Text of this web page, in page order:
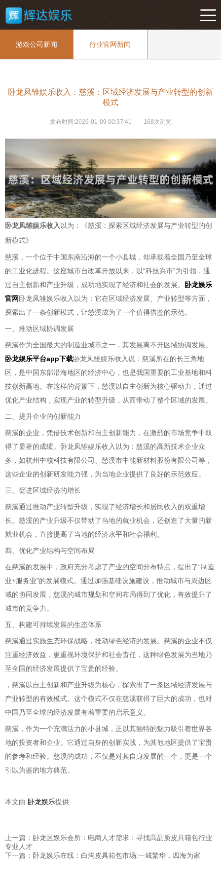
游戏公司新闻 行业官网新闻
卧龙凤雏娱乐收入：慈溪：区域经济发展与产业转型的创新
模式
发布时间:2026-01-09 00:37:41 168次浏览
卧龙凤雏娱乐收入以为：《慈溪：探索区域经济发展与产业转型的创
新模式》
慈溪，一个位于中国东南沿海的一个小县城，却承载着全国乃至全球
的工业化进程。这座城市自改革开放以来，以“科技兴市”为引领，通
过自主创新和产业升级，成功地实现了经济和社会的发展。 卧龙娱乐
官网卧龙凤雏娱乐收入以为：它在区域经济发展、产业转型等方面，
探索出了一条创新模式，让慈溪成为了一个值得借鉴的示范。
一、推动区域协调发展
慈溪作为全国最大的制造业城市之一，其发展离不开区域协调发展。
卧龙娱乐平台app下载卧龙凤雏娱乐收入说：慈溪所在的长三角地
区，是中国东部沿海地区的经济中心，也是我国重要的工业基地和科
技创新高地。在这样的背景下，慈溪以自主创新为核心驱动力，通过
优化产业结构，实现产业的转型升级，从而带动了整个区域的发展。
二、提升企业的创新能力
慈溪的企业，凭借技术创新和自主创新能力，在激烈的市场竞争中取
得了显著的成绩。卧龙凤雏娱乐收入以为：慈溪的高新技术企业众
多，如杭州中核科技有限公司、慈溪市中能新材料股份有限公司等，
这些企业的创新研发能力强，为当地企业提供了良好的示范效应。
三、促进区域经济的增长
慈溪通过推动产业转型升级，实现了经济增长和居民收入的双重增
长。慈溪的产业升级不仅带动了当地的就业机会，还创造了大量的新
就业机会，直接提高了当地的经济水平和社会福利。
四、优化产业结构与空间布局
在慈溪的发展中，政府充分考虑了产业的空间分布特点，提出了“制造
业+服务业”的发展模式。通过加强基础设施建设，推动城市与周边区
域的协同发展，慈溪的城市规划和空间布局得到了优化，有效提升了
城市的竞争力。
五、构建可持续发展的生态体系
慈溪通过实施生态环保战略，推动绿色经济的发展。慈溪的企业不仅
注重经济效益，更重视环境保护和社会责任，这种绿色发展为当地乃
至全国的经济发展提供了宝贵的经验。
，慈溪以自主创新和产业升级为核心，探索出了一条区域经济发展与
产业转型的有效模式。这个模式不仅在慈溪获得了巨大的成功，也对
中国乃至全球的经济发展有着重要的启示意义。
慈溪，作为一个充满活力的小县城，正以其独特的魅力吸引着世界各
地的投资者和企业。它通过自身的创新实践，为其他地区提供了宝贵
的参考和经验。慈溪的成功，不仅是对其自身发展的一个，更是一个
引以为鉴的地方典范。
本文由:卧龙娱乐提供
上一篇：卧龙区娱乐会所：电商人才需求：寻找高品质皮具箱包行业
专业人才
下一篇：卧龙娱乐在线：白沟皮具箱包市场:一城繁华，四海为家